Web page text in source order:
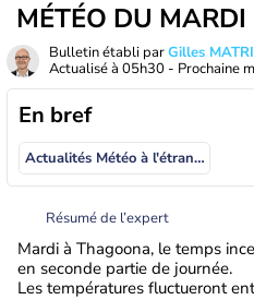
MÉTÉO DU
Bulletin établi parGilles
Actualisé à 05h30 - Prochaine
En bref
Actualités Météo à l'étranger
Résumé de l’expert
Mardi à Thagoona, le temps
en seconde partie de journée.
Les températures fluctueront